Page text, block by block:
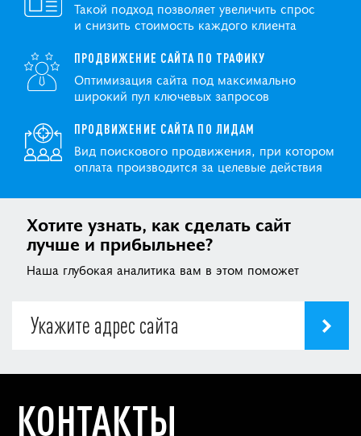
Такой подход позволяет увеличить спрос
и снизить стоимость каждого клиента
ПРОДВИЖЕНИЕ САЙТА ПО ТРАФИКУ
Оптимизация сайта под максимально
широкий пул ключевых запросов
ПРОДВИЖЕНИЕ САЙТА ПО ЛИДАМ
Вид поискового продвижения, при котором
оплата производится за целевые действия
Хотите узнать, как сделать сайт
лучше и прибыльнее?
Наша глубокая аналитика вам в этом поможет
КОНТАКТЫ